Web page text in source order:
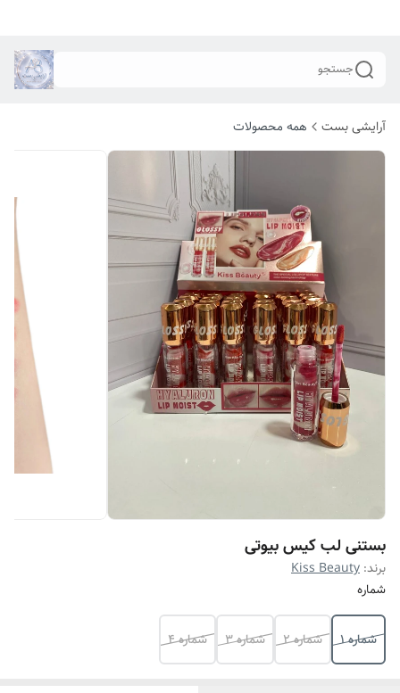
جستجو
آرایشی بست همه محصولات
بستنی لب کیس بیوتی
برند: Kiss Beauty
شماره
شماره ۱ شماره ۲ شماره ۳ شماره ۴